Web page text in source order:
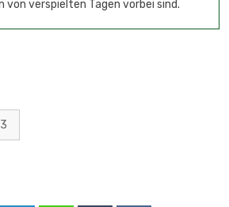
von verspielten Tagen vorbei sind.